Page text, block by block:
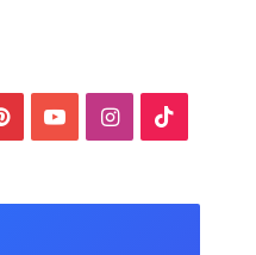
PinterestYouTubeInstagram